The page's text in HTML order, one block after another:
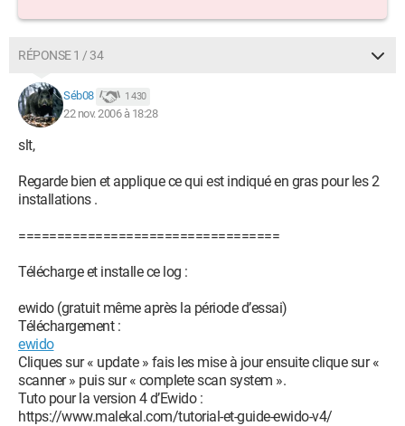
RÉPONSE 1 / 34
Séb08 1 430
22 nov. 2006 à 18:28
slt,
Regarde bien et applique ce qui est indiqué en gras pour les 2
installations .
==================================
Télécharge et installe ce log :
ewido (gratuit même après la période d’essai)
Téléchargement :
ewido
Cliques sur « update » fais les mise à jour ensuite clique sur «
scanner » puis sur « complete scan system ».
Tuto pour la version 4 d’Ewido :
https://www.malekal.com/tutorial-et-guide-ewido-v4/